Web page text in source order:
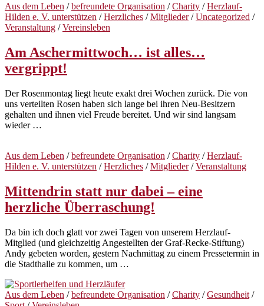
Aus dem Leben /befreundete Organisation /Charity /Herzlauf-
Hilden e. V. unterstützen /Herzliches /Mitglieder/Uncategorized /
Veranstaltung /Vereinsleben
Am Aschermittwoch… ist alles…
vergrippt!
Der Rosenmontag liegt heute exakt drei Wochen zurück. Die von
uns verteilten Rosen haben sich lange bei ihren Neu-Besitzern
gehalten und ihnen viel Freude bereitet. Und wir sind langsam
wieder …
Aus dem Leben /befreundete Organisation /Charity /Herzlauf-
Hilden e. V. unterstützen /Herzliches /Mitglieder/Veranstaltung
Mittendrin statt nur dabei – eine
herzliche Überraschung!
Da bin ich doch glatt vor zwei Tagen von unserem Herzlauf-
Mitglied (und gleichzeitig Angestellten der Graf-Recke-Stiftung)
Andy gebeten worden, gestern Nachmittag zu einem Pressetermin in
die Stadthalle zu kommen, um …
Aus dem Leben /befreundete Organisation /Charity /Gesundheit /